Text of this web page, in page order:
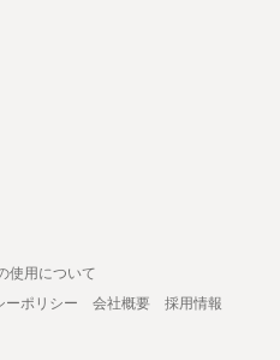
使用について
ーポリシー 会社概要
採用情報